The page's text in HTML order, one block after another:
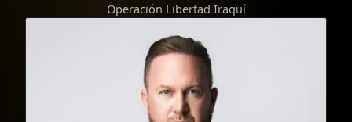
Operación Libertad Iraquí